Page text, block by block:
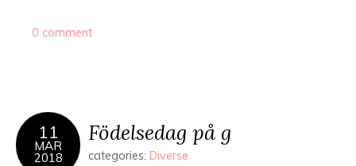
0 comment
11
MAR
2018
Födelsedag på g
categories: Diverse